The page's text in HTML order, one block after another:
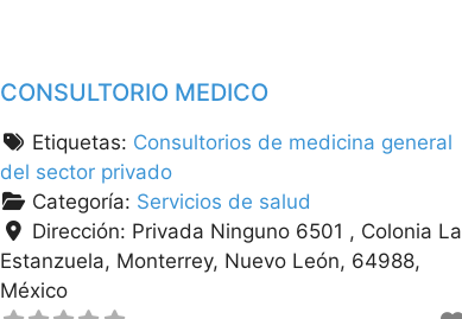
CONSULTORIO MEDICO
Etiquetas: Consultorios de medicina general
del sector privado
Categoría: Servicios de salud
Dirección: Privada Ninguno 6501 , Colonia La
Estanzuela Monterrey Nuevo León 64988
México